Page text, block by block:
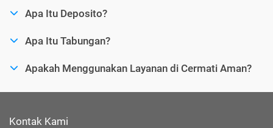
Apa Itu Deposito?
Apa Itu Tabungan?
Apakah Menggunakan Layanan di Cermati Aman?
Kontak Kami